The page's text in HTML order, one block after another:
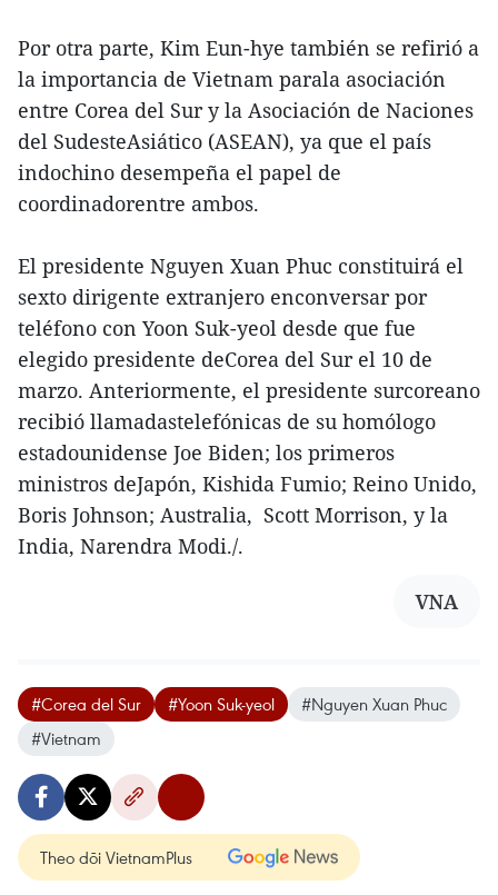
Por otra parte, Kim Eun-hye también se refirió a
la importancia de Vietnam parala asociación
entre Corea del Sur y la Asociación de Naciones
del SudesteAsiático (ASEAN), ya que el país
indochino desempeña el papel de
coordinadorentre ambos.
El presidente Nguyen Xuan Phuc constituirá el
sexto dirigente extranjero enconversar por
teléfono con Yoon Suk-yeol desde que fue
elegido presidente deCorea del Sur el 10 de
marzo. Anteriormente, el presidente surcoreano
recibió llamadastelefónicas de su homólogo
estadounidense Joe Biden; los primeros
ministros deJapón, Kishida Fumio; Reino Unido,
Boris Johnson; Australia, Scott Morrison, y la
India, Narendra Modi./.
VNA
#Corea del Sur #Yoon Suk-yeol
#Nguyen Xuan Phuc
#Vietnam
Theo dõi VietnamPlus